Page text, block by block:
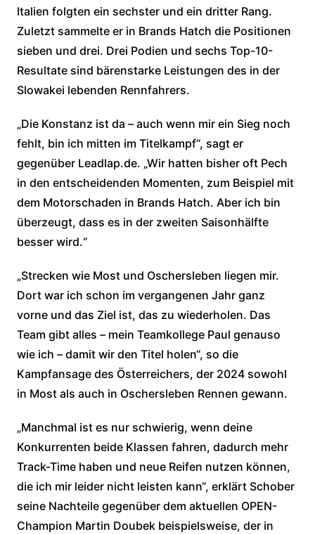
Italien folgten ein sechster und ein dritter Rang.
Zuletzt sammelte er in Brands Hatch die Positionen
sieben und drei. Drei Podien und sechs Top-10-
Resultate sind bärenstarke Leistungen des in der
Slowakei lebenden Rennfahrers.
„Die Konstanz ist da – auch wenn mir ein Sieg noch
fehlt, bin ich mitten im Titelkampf“, sagt er
gegenüber Leadlap.de. „Wir hatten bisher oft Pech
in den entscheidenden Momenten, zum Beispiel mit
dem Motorschaden in Brands Hatch. Aber ich bin
überzeugt, dass es in der zweiten Saisonhälfte
besser wird.“
„Strecken wie Most und Oschersleben liegen mir.
Dort war ich schon im vergangenen Jahr ganz
vorne und das Ziel ist, das zu wiederholen. Das
Team gibt alles – mein Teamkollege Paul genauso
wie ich – damit wir den Titel holen“, so die
Kampfansage des Österreichers, der 2024 sowohl
in Most als auch in Oschersleben Rennen gewann.
„Manchmal ist es nur schwierig, wenn deine
Konkurrenten beide Klassen fahren, dadurch mehr
Track-Time haben und neue Reifen nutzen können,
die ich mir leider nicht leisten kann“, erklärt Schober
seine Nachteile gegenüber dem aktuellen OPEN-
Champion Martin Doubek beispielsweise, der in